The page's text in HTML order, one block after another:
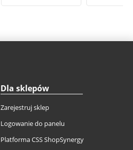
Dla sklepów
Zarejestruj sklep
Logowanie do panelu
Platforma CSS ShopSynergy